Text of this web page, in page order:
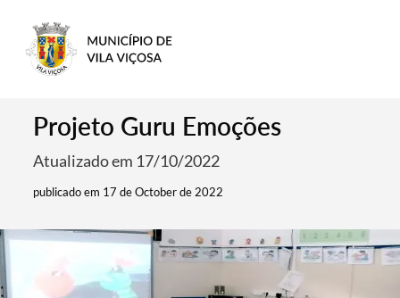
Projeto Guru Emoções
Atualizado em 17/10/2022
publicado em 17 de October de 2022